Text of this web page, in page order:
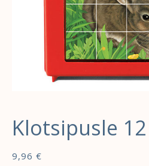
Klotsipusle
9,96 €